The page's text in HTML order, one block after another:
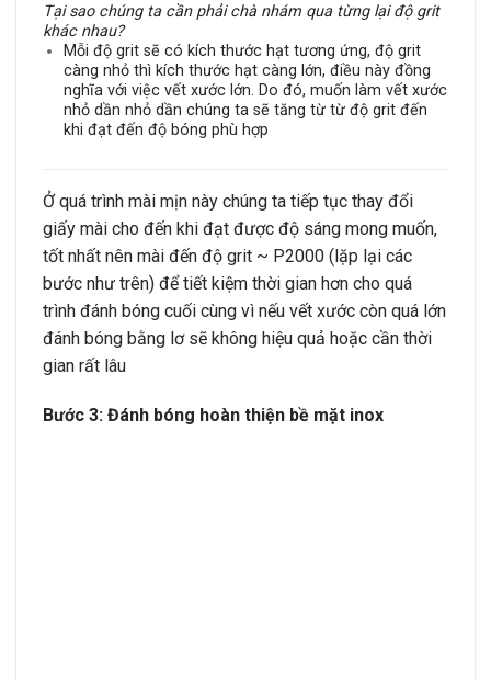
Tại sao chúng ta cần phải chà nhám qua từng lại độ grit
khác nhau?
Mỗi độ grit sẽ có kích thước hạt tương ứng, độ grit
càng nhỏ thì kích thước hạt càng lớn, điều này đồng
nghĩa với việc vết xước lớn. Do đó, muốn làm vết xước
nhỏ dần nhỏ dần chúng ta sẽ tăng từ từ độ grit đến
khi đạt đến độ bóng phù hợp
Ở quá trình mài mịn này chúng ta tiếp tục thay đổi
giấy mài cho đến khi đạt được độ sáng mong muốn,
tốt nhất nên mài đến độ grit ~ P2000 (lặp lại các
bước như trên) để tiết kiệm thời gian hơn cho quá
trình đánh bóng cuối cùng vì nếu vết xước còn quá lớn
đánh bóng bằng lơ sẽ không hiệu quả hoặc cần thời
gian rất lâu
Bước 3: Đánh bóng hoàn thiện bề mặt inox